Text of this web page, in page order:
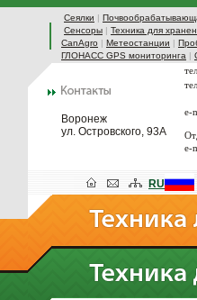
Сеялки |
Сенсоры | Техника для
CanAgro | Метеостанции |
ГЛОНАСС GPS мониторинга |
Воронеж
ул. Островского, 93А
e-
e-
RU